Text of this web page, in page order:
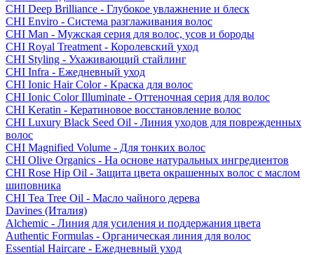
CHI Deep Brilliance - Глубокое увлажнение и блеск
CHI Enviro - Система разглаживания волос
CHI Man - Мужская серия для волос, усов и бороды
CHI Royal Treatment - Королевский уход
CHI Styling - Ухаживающий стайлинг
CHI Infra - Ежедневный уход
CHI Ionic Hair Color - Краска для волос
CHI Ionic Color Illuminate - Оттеночная серия для волос
CHI Keratin - Кератиновое восстановление волос
CHI Luxury Black Seed Oil - Линия уходов для поврежденных
волос
CHI Magnified Volume - Для тонких волос
CHI Olive Organics - На основе натуральных ингредиентов
CHI Rose Hip Oil - Защита цвета окрашенных волос с маслом
шиповника
CHI Tea Tree Oil - Масло чайного дерева
Davines (Италия)
Alchemic - Линия для усиления и поддержания цвета
Authentic Formulas - Органическая линия для волос
Essential Haircare - Eжедневный уход